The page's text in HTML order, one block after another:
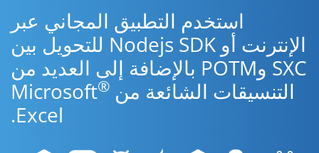
استخدم التطبيق المجاني عبر
الإنترنت أو Nodejs SDK للتحويل بين
SXC وPOTM بالإضافة إلى العديد من
التنسيقات الشائعة من Microsoft ®
Excel.